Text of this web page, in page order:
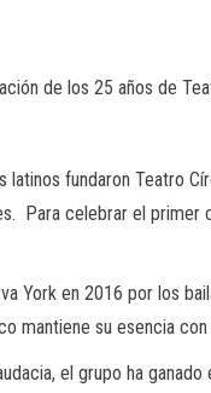
de los 25 años de
latinos fundaron Teatro
Para celebrar el primer
York en 2016 por los
mantiene su esencia
el grupo ha